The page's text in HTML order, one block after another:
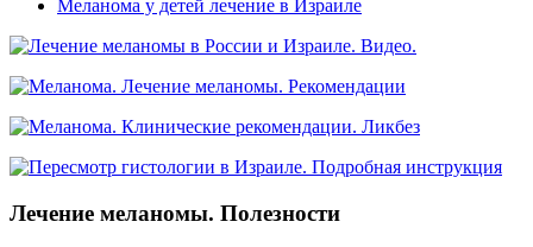
Меланома у детей лечение в Израиле
Лечение меланомы. Полезности